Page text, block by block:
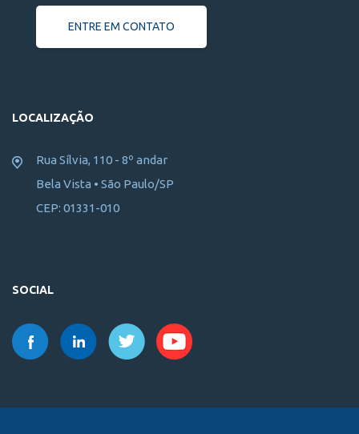
ENTRE EM CONTATO
LOCALIZAÇÃO
Rua Sílvia, 110 - 8º andar
Bela Vista • São Paulo/SP
CEP: 01331-010
SOCIAL